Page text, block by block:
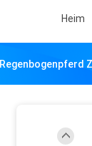
Heim
Regenbogenpferd